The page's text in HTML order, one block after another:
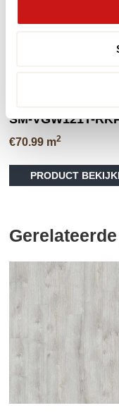
SM-VGW121T-
€70.99 m2
PRODUCT